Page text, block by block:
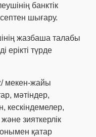
банктік
шығару.
жазбаша талабы
түрде
мекен-жайы
мәтіндер,
кескіндемелер,
зияткерлік
қатар